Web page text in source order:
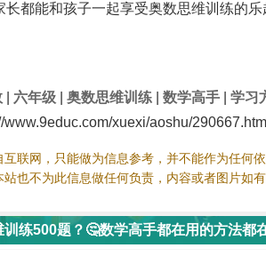
长都能和孩子一起享受奥数思维训练的
六年级 奥数思维训练 数学高手
学习
xuexi/aoshu/290667.html
联网，只能做为信息参考，并不能作为任何
也不为此信息做任何负责，内容或者图片如
练500题？🤔数学高手都在用的方法都